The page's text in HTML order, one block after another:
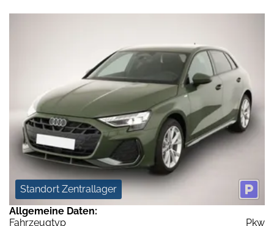
Standort Zentrallager
Allgemeine Daten:
Fahrzeugtyp
Pkw